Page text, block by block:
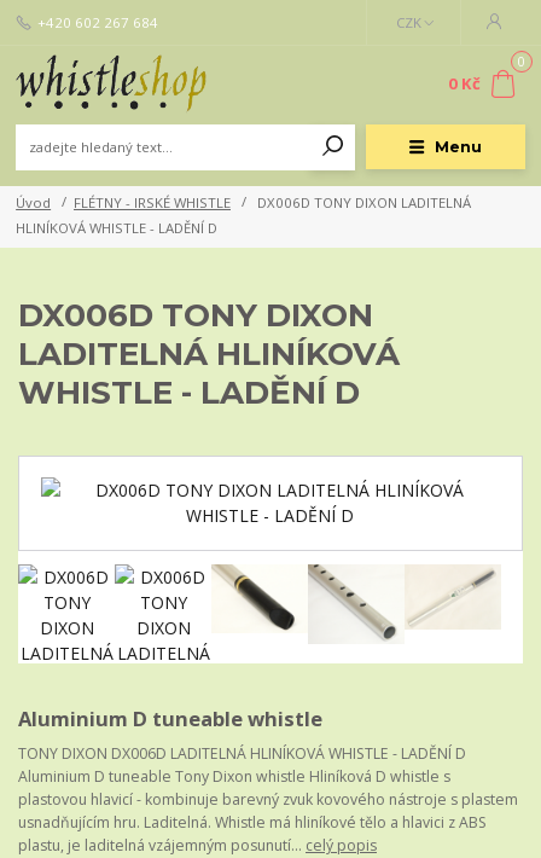
Menu
CZK
+420 602 267 684
0
0 Kč
Úvod FLÉTNY - IRSKÉ WHISTLE
DX006D TONY DIXON LADITELNÁ
HLINÍKOVÁ WHISTLE - LADĚNÍ D
DX006D TONY DIXON
LADITELNÁ HLINÍKOVÁ
WHISTLE - LADĚNÍ D
Aluminium D tuneable whistle
TONY DIXON DX006D LADITELNÁ HLINÍKOVÁ WHISTLE - LADĚNÍ D
Aluminium D tuneable Tony Dixon whistle Hliníková D whistle s
plastovou hlavicí - kombinuje barevný zvuk kovového nástroje s plastem
usnadňujícím hru. Laditelná. Whistle má hliníkové tělo a hlavici z ABS
plastu, je laditelná vzájemným posunutí... celý popis